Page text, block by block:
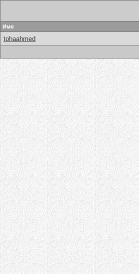
Имя
tohaahmed